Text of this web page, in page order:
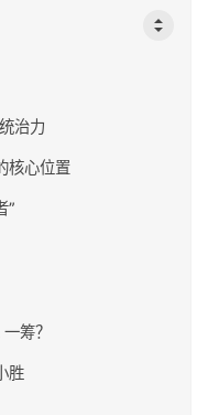
治力
核心位置
”
筹？
胜